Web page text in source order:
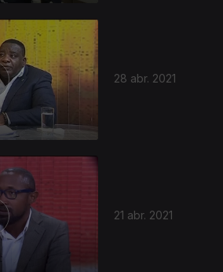
28 abr. 2021
21 abr. 2021